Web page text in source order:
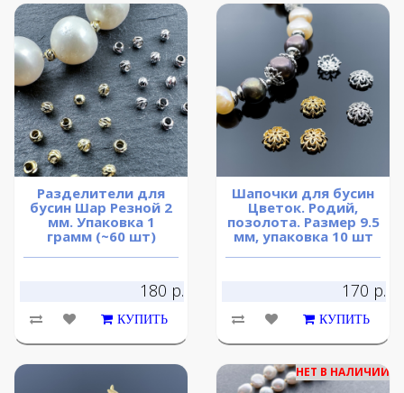
Разделители для
бусин Шар Резной 2
мм. Упаковка 1
грамм (~60 шт)
180 р.
КУПИТЬ
Шапочки для бусин
Цветок. Родий,
позолота. Размер 9.5
мм, упаковка 10 шт
170 р.
КУПИТЬ
НЕТ В НАЛИЧИИ